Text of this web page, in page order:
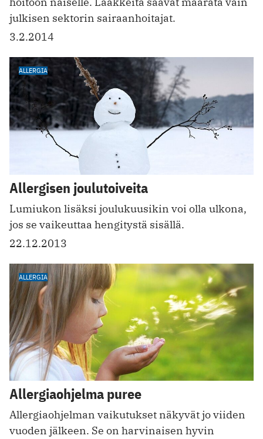
julkisen sektorin sairaanhoitajat.
3.2.2014
ALLERGIA
Allergisen joulutoiveita
Lumiukon lisäksi joulukuusikin voi olla ulkona,
jos se vaikeuttaa hengitystä sisällä.
22.12.2013
ALLERGIA
Allergiaohjelma puree
Allergiaohjelman vaikutukset näkyvät jo viiden
vuoden jälkeen. Se on harvinaisen hyvin